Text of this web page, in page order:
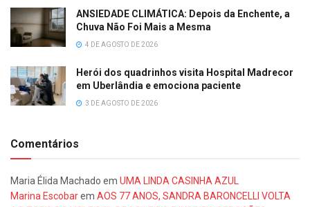
ANSIEDADE CLIMÁTICA: Depois da Enchente, a
Chuva Não Foi Mais a Mesma
4 DE AGOSTO DE 2026
Herói dos quadrinhos visita Hospital Madrecor
em Uberlândia e emociona paciente
3 DE AGOSTO DE 2026
Comentários
Maria Élida Machado em UMA LINDA CASINHA AZUL
Marina Escobarem AOS 77 ANOS, SANDRA BARONCELLI VOLTA